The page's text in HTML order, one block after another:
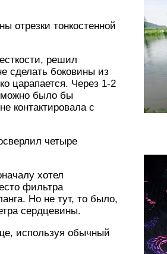
отрезки тонкостенной
решил
сделать боковины из
царапается. Через 1-2
можно было бы
контактировала с
четыре
хотел
фильтра
Но не тут, то было,
сердцевины.
используя обычный